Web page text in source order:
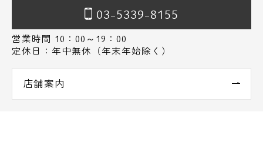
03-5339-8155
営業時間 10：00～19：00
定休日：年中無休（年末年始除く）
店舗案内